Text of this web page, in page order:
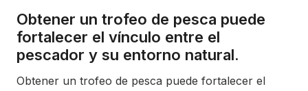
Obtener un trofeo de pesca puede
fortalecer el vínculo entre el
pescador y su entorno natural.
Obtener un trofeo de pesca puede fortalecer el